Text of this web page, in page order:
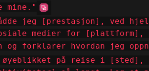
mine."
jeg [prestasjon], ved
medier for [plattform],
og forklarer hvordan jeg
på reise i [sted],